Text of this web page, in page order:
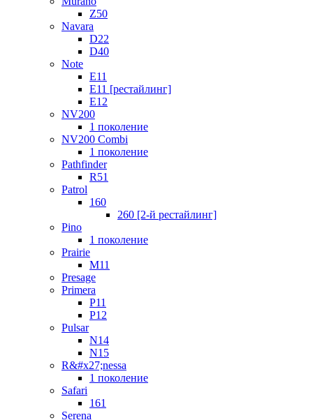
Z50
Navara
D22
D40
Note
E11
E11 [рестайлинг]
E12
NV200
1 поколение
NV200 Combi
1 поколение
Pathfinder
R51
Patrol
160
260 [2-й рестайлинг]
Pino
1 поколение
Prairie
M11
Presage
Primera
P11
P12
Pulsar
N14
N15
R&#x27;nessa
1 поколение
Safari
161
Serena